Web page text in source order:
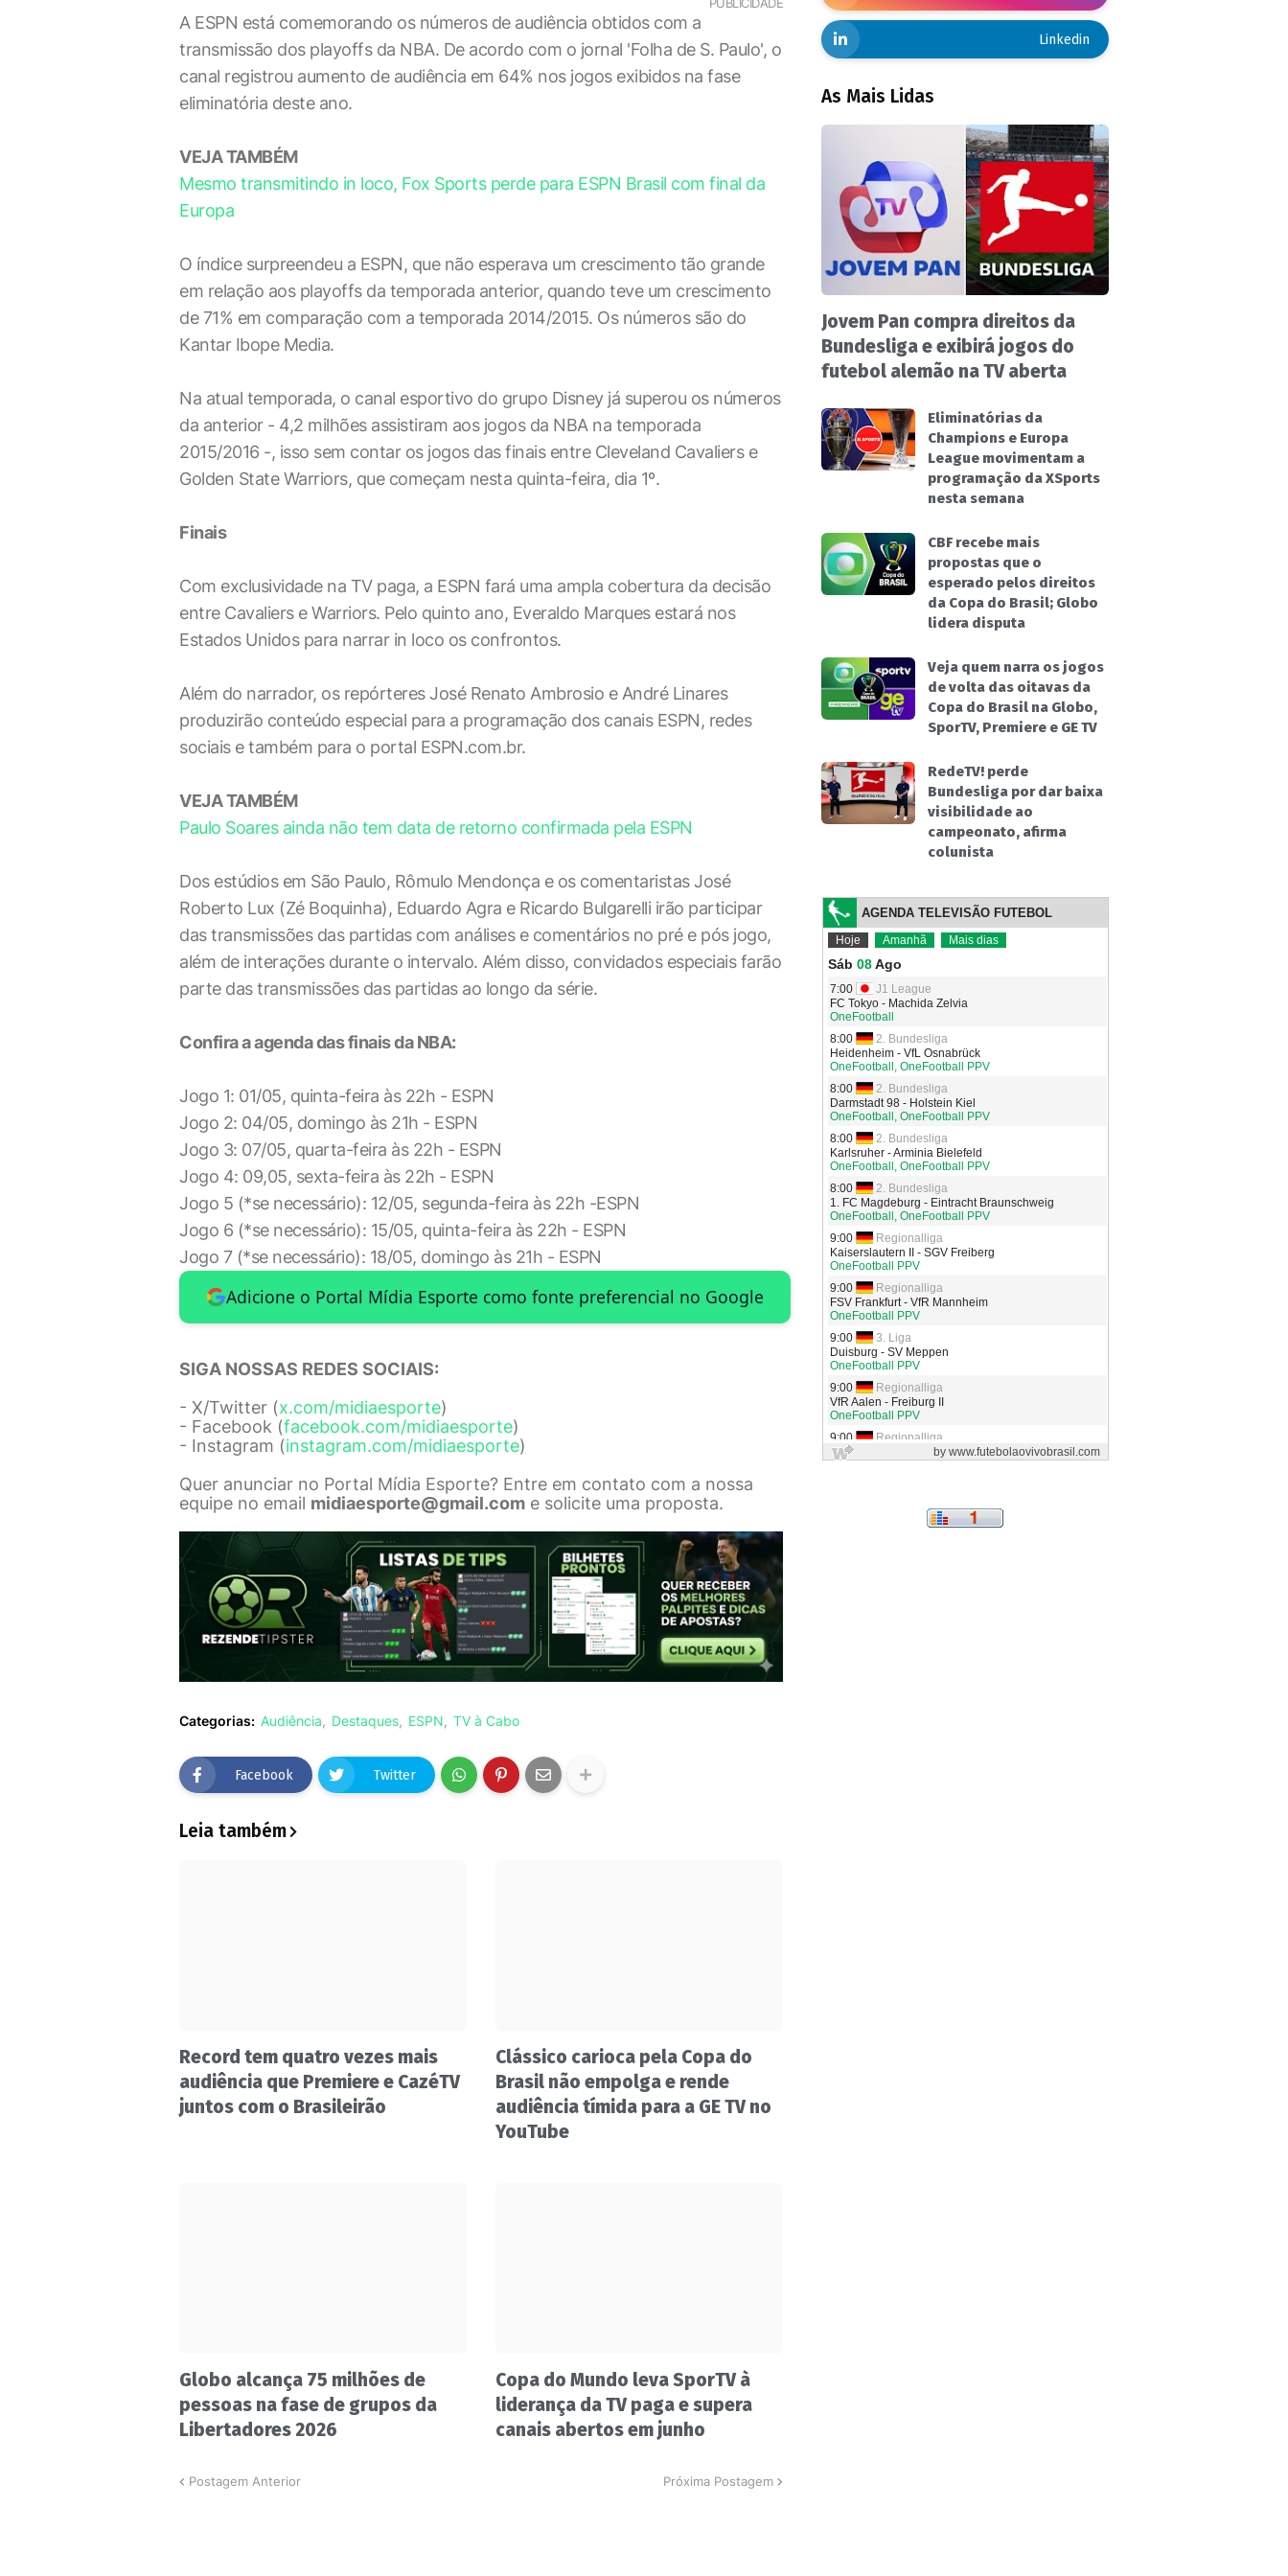
A ESPN está comemorando os números de audiência obtidos com a
transmissão dos playoffs da NBA. De acordo com o jornal 'Folha de S. Paulo', o
canal registrou aumento de audiência em 64% nos jogos exibidos na fase
eliminatória deste ano.
VEJA TAMBÉM
Mesmo transmitindo in loco, Fox Sports perde para ESPN Brasil com final da
Europa
O índice surpreendeu a ESPN, que não esperava um crescimento tão grande
em relação aos playoffs da temporada anterior, quando teve um crescimento
de 71% em comparação com a temporada 2014/2015. Os números são do
Kantar Ibope Media.
Na atual temporada, o canal esportivo do grupo Disney já superou os números
da anterior - 4,2 milhões assistiram aos jogos da NBA na temporada
2015/2016 -, isso sem contar os jogos das finais entre Cleveland Cavaliers e
Golden State Warriors, que começam nesta quinta-feira, dia 1º.
Finais
Com exclusividade na TV paga, a ESPN fará uma ampla cobertura da decisão
entre Cavaliers e Warriors. Pelo quinto ano, Everaldo Marques estará nos
Estados Unidos para narrar in loco os confrontos.
Além do narrador, os repórteres José Renato Ambrosio e André Linares
produzirão conteúdo especial para a programação dos canais ESPN, redes
sociais e também para o portal ESPN.com.br.
VEJA TAMBÉM
Paulo Soares ainda não tem data de retorno confirmada pela ESPN
Dos estúdios em São Paulo, Rômulo Mendonça e os comentaristas José
Roberto Lux (Zé Boquinha), Eduardo Agra e Ricardo Bulgarelli irão participar
das transmissões das partidas com análises e comentários no pré e pós jogo,
além de interações durante o intervalo. Além disso, convidados especiais farão
parte das transmissões das partidas ao longo da série.
Confira a agenda das finais da NBA:
Jogo 1: 01/05, quinta-feira às 22h - ESPN
Jogo 2: 04/05, domingo às 21h - ESPN
Jogo 3: 07/05, quarta-feira às 22h - ESPN
Jogo 4: 09,05, sexta-feira às 22h - ESPN
Jogo 5 (*se necessário): 12/05, segunda-feira às 22h -ESPN
Jogo 6 (*se necessário): 15/05, quinta-feira às 22h - ESPN
Jogo 7 (*se necessário): 18/05, domingo às 21h - ESPN
Adicione o Portal Mídia Esporte como fonte preferencial no Google
SIGA NOSSAS REDES SOCIAIS:
- X/Twitter (x.com/midiaesporte)
- Facebook (facebook.com/midiaesporte)
- Instagram (instagram.com/midiaesporte)
Quer anunciar no Portal Mídia Esporte? Entre em contato com a nossa
equipe no email midiaesporte@gmail.com e solicite uma proposta.
Categorias: Audiência Destaques ESPN TV à Cabo
Facebook Twitter
Leia também
Record tem quatro vezes mais
audiência que Premiere e CazéTV
juntos com o Brasileirão
Clássico carioca pela Copa do
Brasil não empolga e rende
audiência tímida para a GE TV no
YouTube
Globo alcança 75 milhões de
pessoas na fase de grupos da
Libertadores 2026
Copa do Mundo leva SporTV à
liderança da TV paga e supera
canais abertos em junho
Postagem Anterior Próxima Postagem
Linkedin
As Mais Lidas
Jovem Pan compra direitos da
Bundesliga e exibirá jogos do
futebol alemão na TV aberta
Eliminatórias da
Champions e Europa
League movimentam a
programação da XSports
nesta semana
CBF recebe mais
propostas que o
esperado pelos direitos
da Copa do Brasil; Globo
lidera disputa
Veja quem narra os jogos
de volta das oitavas da
Copa do Brasil na Globo,
SporTV, Premiere e GE TV
RedeTV! perde
Bundesliga por dar baixa
visibilidade ao
campeonato, afirma
colunista